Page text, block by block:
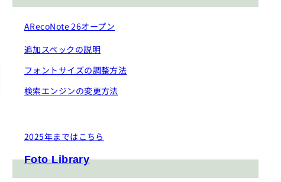
ARecoNote 26オープン
追加スペックの説明
フォントサイズの調整方法
検索エンジンの変更方法
2025年まではこちら
Foto Library